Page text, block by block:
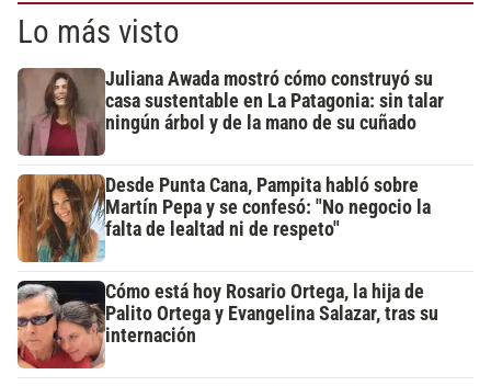
Lo más visto
Juliana Awada mostró cómo construyó su
casa sustentable en La Patagonia: sin talar
ningún árbol y de la mano de su cuñado
Desde Punta Cana, Pampita habló sobre
Martín Pepa y se confesó: "No negocio la
falta de lealtad ni de respeto"
Cómo está hoy Rosario Ortega, la hija de
Palito Ortega y Evangelina Salazar, tras su
internación